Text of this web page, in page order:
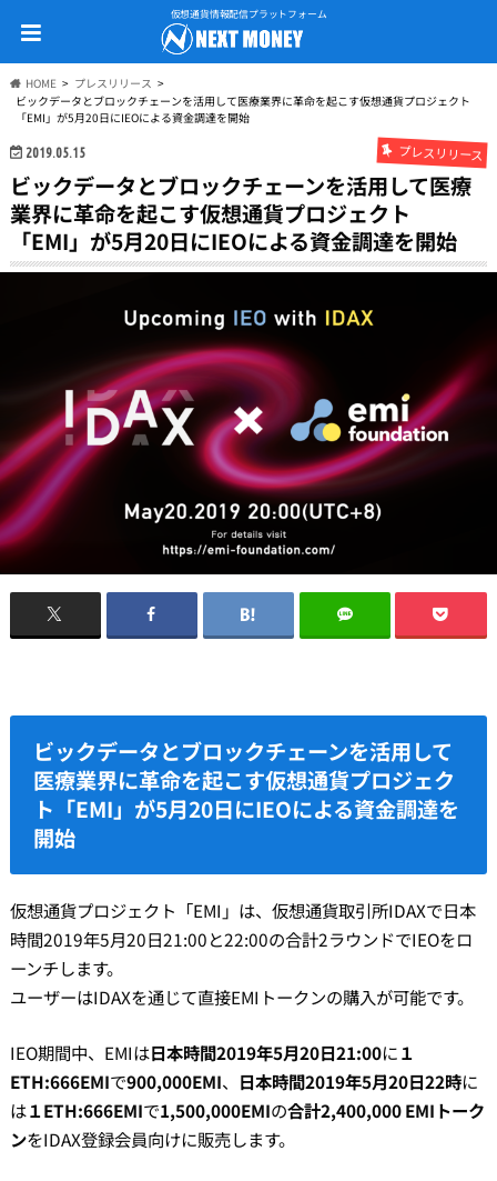
仮想通貨情報配信プラットフォーム
HOME
プレスリリース
ビックデータとブロックチェーンを活用して医療業界に革命を起こす仮想通貨プロジェクト
「EMI」が5月20日にIEOによる資金調達を開始
2019.05.15 プレスリリース
ビックデータとブロックチェーンを活用して医療
業界に革命を起こす仮想通貨プロジェクト
「EMI」が5月20日にIEOによる資金調達を開始
ビックデータとブロックチェーンを活用して
医療業界に革命を起こす仮想通貨プロジェク
ト「EMI」が5月20日にIEOによる資金調達を
開始
仮想通貨プロジェクト「EMI」は、仮想通貨取引所IDAXで日本
時間2019年5月20日21:00と22:00の合計2ラウンドでIEOをロ
ーンチします。
ユーザーはIDAXを通じて直接EMIトークンの購入が可能です。
IEO期間中、EMIは日本時間2019年5月20日21:00に１
ETH:666EMIで900,000EMI、 日本時間2019年5月20日22時に
は１ETH:666EMIで1,500,000EMIの合計2,400,000 EMIトーク
ンをIDAX登録会員向けに販売します。